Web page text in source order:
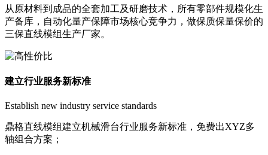
从原材料到成品的全套加工及研磨技术，所有零部件规模化生
产备库，自动化量产保障市场核心竞争力，做保质保量保价的
三保直线模组生产厂家。
建立行业服务新标准
Establish new industry service standards
鼎格直线模组建立机械滑台行业服务新标准，免费出XYZ多
轴组合方案；